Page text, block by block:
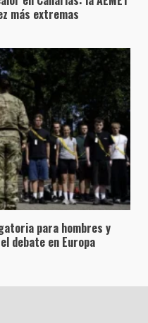
más extremas
para hombres y
debate en Europa